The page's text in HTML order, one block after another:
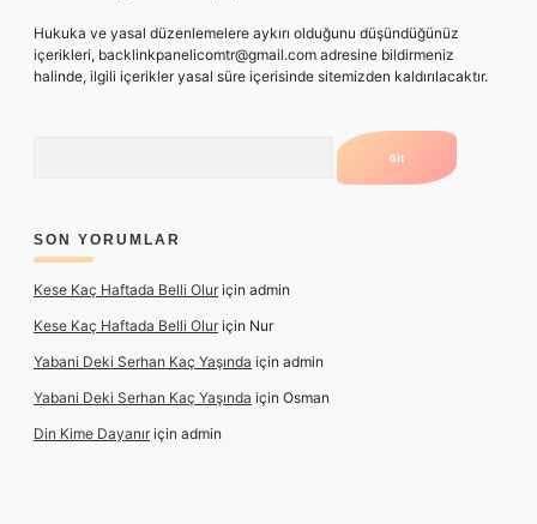
Hukuka ve yasal düzenlemelere aykırı olduğunu düşündüğünüz
içerikleri, backlinkpanelicomtr@gmail.com adresine bildirmeniz
halinde, ilgili içerikler yasal süre içerisinde sitemizden kaldırılacaktır.
SON YORUMLAR
Kese Kaç Haftada Belli Oluriçin admin
Kese Kaç Haftada Belli Oluriçin Nur
Yabani Deki Serhan Kaç Yaşında için admin
Yabani Deki Serhan Kaç Yaşında için Osman
Din Kime Dayanıriçin admin